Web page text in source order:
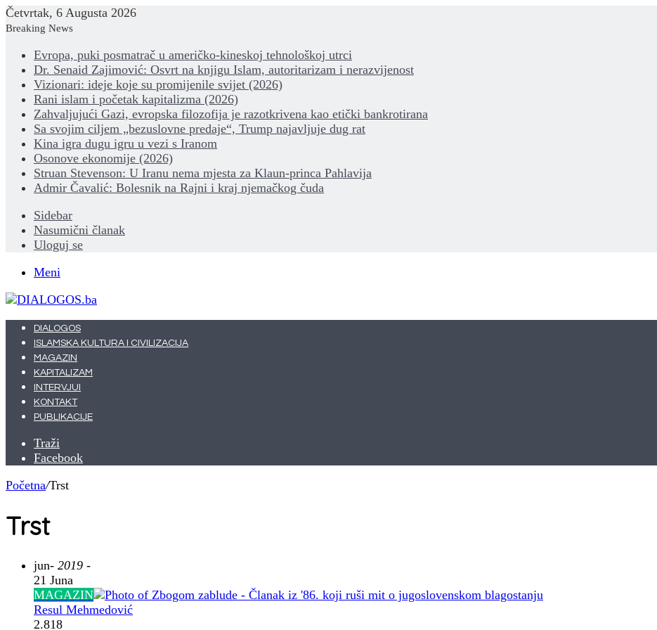
Četvrtak, 6 Augusta 2026
Breaking News
Evropa, puki posmatrač u američko-kineskoj tehnološkoj utrci
Dr. Senaid Zajimović: Osvrt na knjigu Islam, autoritarizam i nerazvijenost
Vizionari: ideje koje su promijenile svijet (2026)
Rani islam i početak kapitalizma (2026)
Zahvaljujući Gazi, evropska filozofija je razotkrivena kao etički bankrotirana
Sa svojim ciljem „bezuslovne predaje“, Trump najavljuje dug rat
Kina igra dugu igru u vezi s Iranom
Osonove ekonomije (2026)
Struan Stevenson: U Iranu nema mjesta za Klaun-princa Pahlavija
Admir Čavalić: Bolesnik na Rajni i kraj njemačkog čuda
Sidebar
Nasumični članak
Uloguj se
Meni
DIALOGOS
ISLAMSKA KULTURA I CIVILIZACIJA
MAGAZIN
KAPITALIZAM
INTERVJUI
KONTAKT
PUBLIKACIJE
Traži
Facebook
Početna/Trst
Trst
jun- 2019 -
21 Juna
MAGAZIN
Resul Mehmedović
2.818